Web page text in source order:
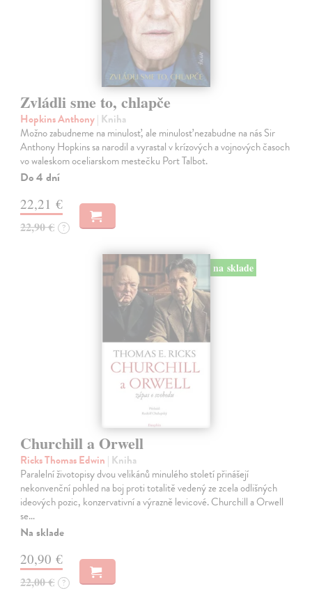
Zvládli sme to, chlapče
Hopkins Anthony| Kniha
Možno zabudneme na minulosť, ale minulosť nezabudne na nás Sir
Anthony Hopkins sa narodil a vyrastal v krízových a vojnových časoch
vo waleskom oceliarskom mestečku Port Talbot.
Do 4 dní
22,21 €
22,90 € ?
na sklade
Churchill a Orwell
Ricks Thomas Edwin | Kniha
Paralelní životopisy dvou velikánů minulého století přinášejí
nekonvenční pohled na boj proti totalitě vedený ze zcela odlišných
ideových pozic, konzervativní a výrazně levicové. Churchill a Orwell
se…
Na sklade
20,90 €
22,00 € ?